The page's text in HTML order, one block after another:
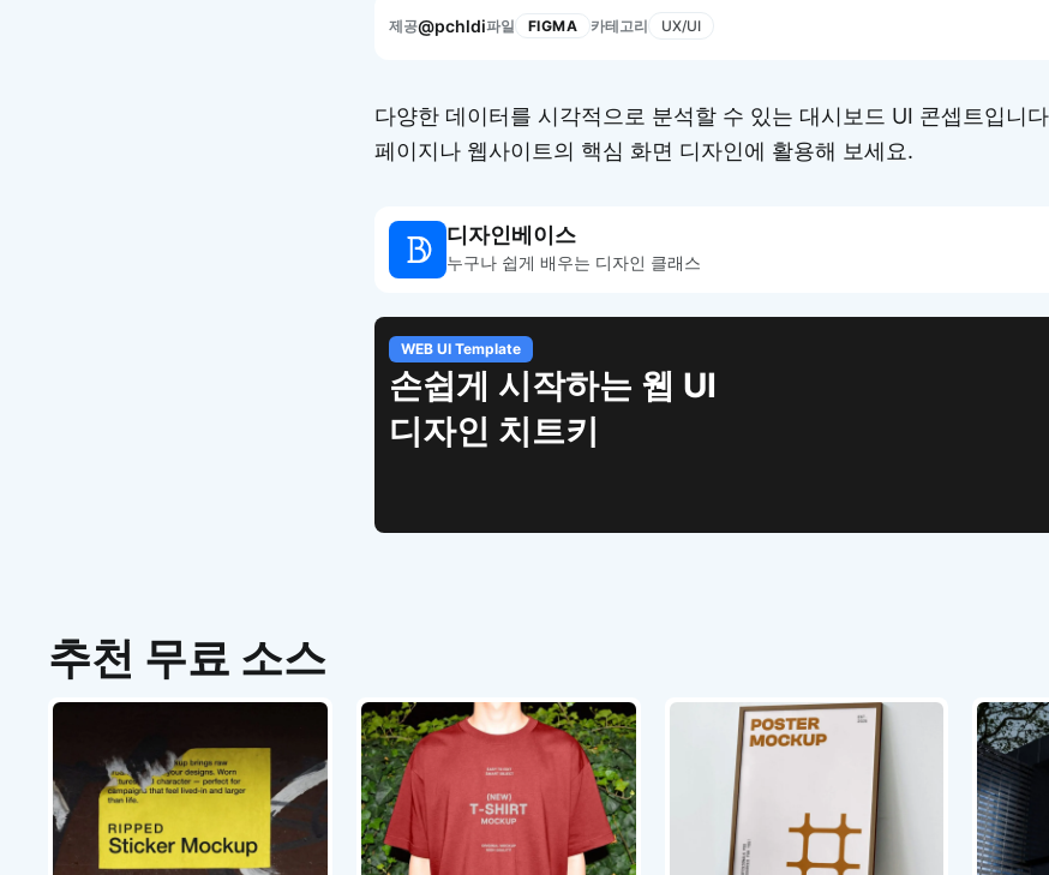
제공@pchldi파일 FIGMA 카테고리 UX/UI
다양한 데이터를 시각적으로 분석할 수 있는 대시보드 UI 콘셉트입니
페이지나 웹사이트의 핵심 화면 디자인에 활용해 보세요.
디자인베이스
누구나 쉽게 배우는 디자인 클래스
WEB UI Template
손쉽게 시작하는 웹 UI
디자인 치트키
추천 무료 소스